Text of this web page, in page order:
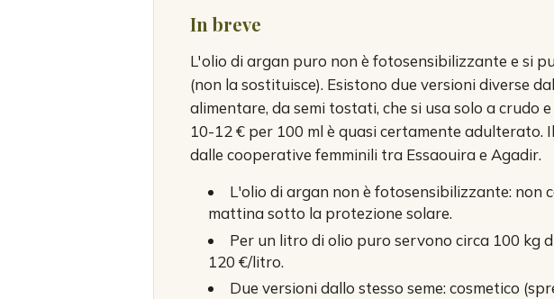
In breve
L'olio di argan puro non è fotosensibilizzante e si
(non la sostituisce). Esistono due versioni diverse
alimentare, da semi tostati, che si usa solo a
10-12 € per 100 ml è quasi certamente
dalle cooperative femminili tra Essaouira e Agadir.
L'olio di argan non è fotosensibilizzante: non
mattina sotto la protezione solare.
Per un litro di olio puro servono circa 100 kg
120 €/litro.
Due versioni dallo stesso seme: cosmetico